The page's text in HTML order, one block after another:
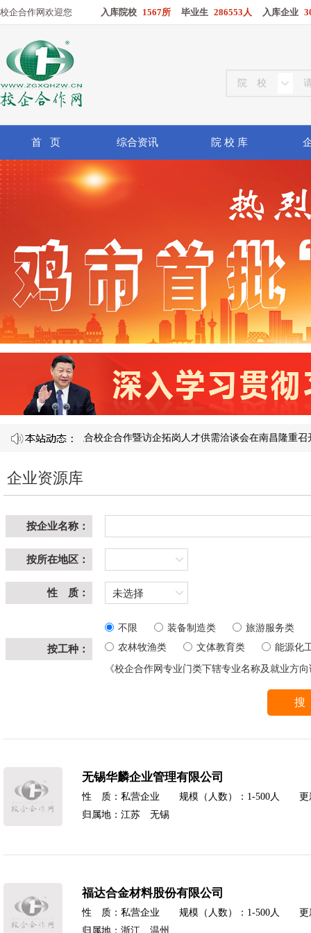
校企合作网欢迎您 入库院校 1567所 毕业生 286553人 入库企业
首 页 综合资讯 院 校 库
届产教融合校企合作暨访企拓岗人才供需洽谈会在南昌隆重召开​
企业资源库
按企业名称：
按所在地区：
性 质：
按工种：
不限 装备制造类
旅游服务类
农林牧渔类
文体教育类 能源化
《校企合作网专业门类下辖专业名称及就业方
无锡华麟企业管理有限公司
性 质：私营企业 规模（人数）：1-500人 更
归属地：江苏 无锡
福达合金材料股份有限公司
性 质：私营企业 规模（人数）：1-500人 更
归属地：浙江 温州